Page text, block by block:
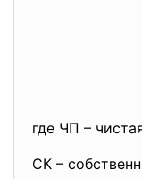
где ЧП –
СК –